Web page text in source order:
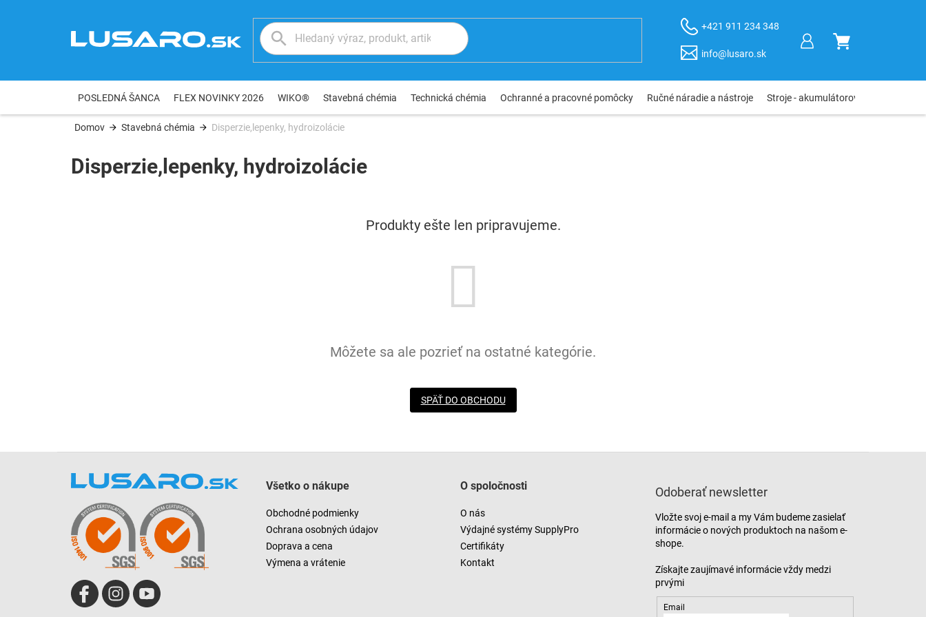
+421 911 234 348
info@lusaro.sk
NÁKUPNÝ
POSLEDNÁ ŠANCA FLEX NOVINKY 2026 WIKO® Stavebná chémia Technická chémia Ochranné a pracovné pomôcky Ručné náradie a nástroje Stroje - akumulátorové, elektro,
Domov Stavebná chémia Disperzie,lepenky, hydroizolácie
Disperzie,lepenky, hydroizolácie
Produkty ešte len pripravujeme.
Môžete sa ale pozrieť na ostatné kategórie.
SPÄŤ DO OBCHODU
Všetko o nákupe
Obchodné podmienky
Ochrana osobných údajov
Doprava a cena
Výmena a vrátenie
O spoločnosti
O nás
Výdajné systémy SupplyPro
Certifikáty
Kontakt
Odoberať newsletter
Vložte svoj e-mail a my Vám budeme zasielať
informácie o nových produktoch na našom e-
shope.
Email